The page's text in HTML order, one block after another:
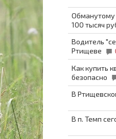
Обманутому
100 тысяч
Водитель
Ртищеве
Как купить
безопасно
В
В п. Темп